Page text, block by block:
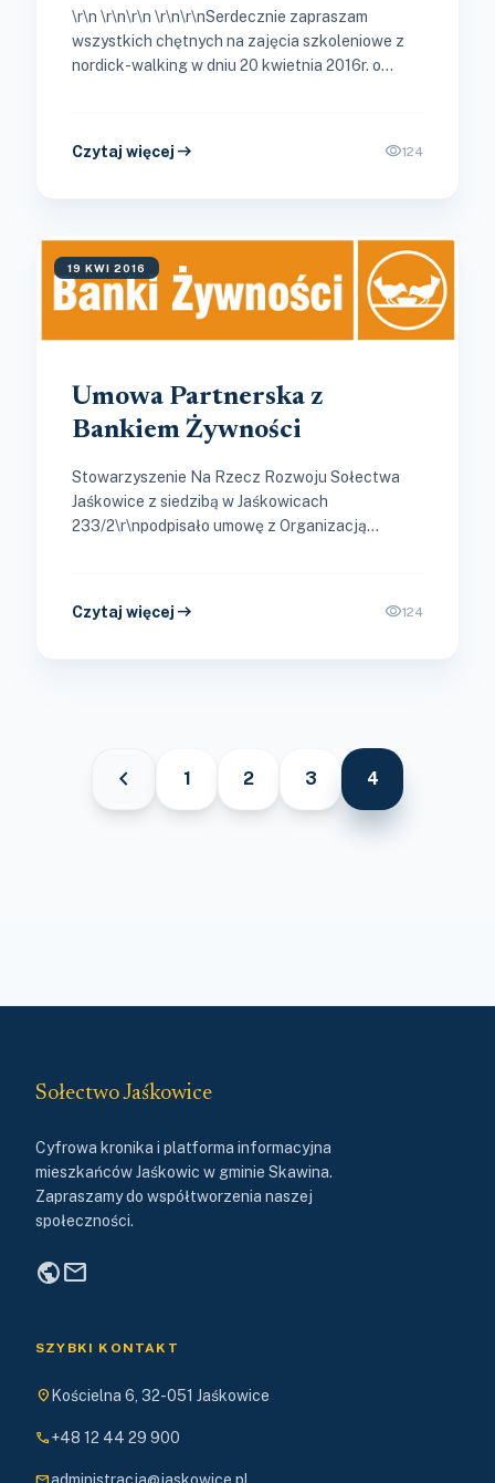
\r\n \r\n\r\n \r\n\r\nSerdecznie zapraszam
wszystkich chętnych na zajęcia szkoleniowe z
nordick-walking w dniu 20 kwietnia 2016r. o
Czytaj więcej arrow_right_alt visibility124
19 KWI 2016
Umowa Partnerska z
Bankiem Żywności
Stowarzyszenie Na Rzecz Rozwoju Sołectwa
Jaśkowice z siedzibą w Jaśkowicach
233/2\r\npodpisało umowę z Organizacją
Czytaj więcej arrow_right_alt visibility124
chevron_left 1 2 3 4
Sołectwo Jaśkowice
Cyfrowa kronika i platforma informacyjna
mieszkańców Jaśkowic w gminie Skawina.
Zapraszamy do współtworzenia naszej
społeczności.
publicmail
SZYBKI KONTAKT
location_on Kościelna 6, 32-051 Jaśkowice
phone+48 12 44 29 900